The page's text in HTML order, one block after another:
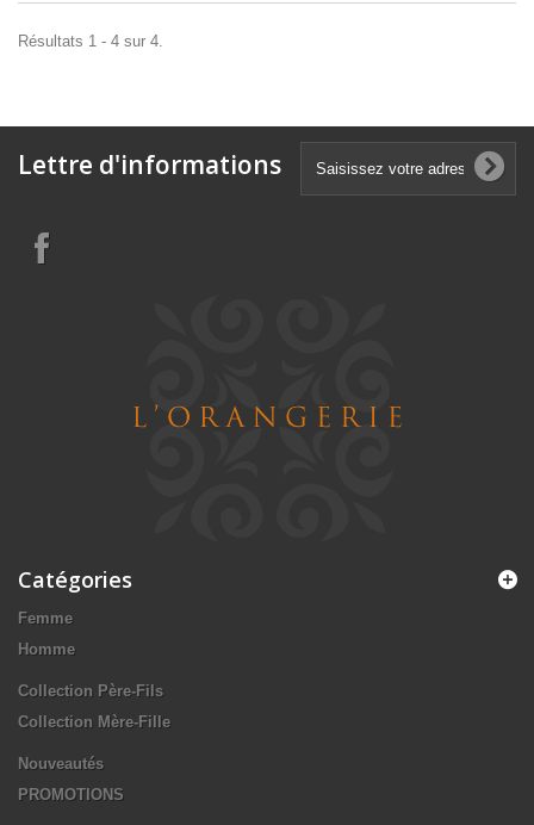
Résultats 1 - 4 sur 4.
Lettre d'informations
Catégories
Femme
Homme
Collection Père-Fils
Collection Mère-Fille
Nouveautés
PROMOTIONS